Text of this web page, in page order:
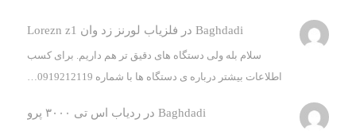
Baghdadi در فلزیاب لورنز زد وان Lorezn z1
سلام بله ولی دستگاه های دقیق تر هم داریم. برای کسب
اطلاعات بیشتر درباره ی دستگاه ها با شماره 0919212119…
Baghdadi درردیاب اس تی ۳۰۰۰ پرو